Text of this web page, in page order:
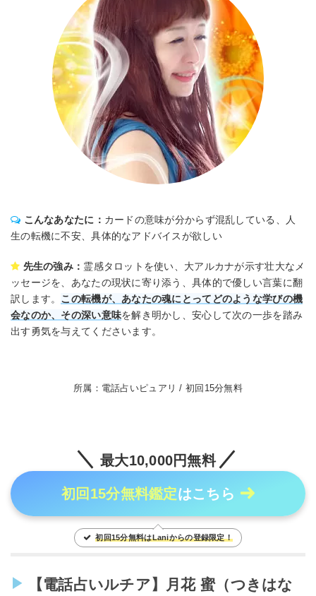
こんなあなたに： カードの意味が分からず混乱している、人
生の転機に不安、具体的なアドバイスが欲しい
先生の強み： 霊感タロットを使い、大アルカナが示す壮大なメ
ッセージを、あなたの現状に寄り添う、具体的で優しい言葉に翻
訳します。 この転機が、あなたの魂にとってどのような学びの機
会なのか、その深い意味を解き明かし、安心して次の一歩を踏み
出す勇気を与えてくださいます。
所属：電話占いピュアリ / 初回15分無料
最大10,000円無料
初回15分無料鑑定はこちら
初回15分無料はLaniからの登録限定！
【電話占いルチア】月花 蜜（つきはな